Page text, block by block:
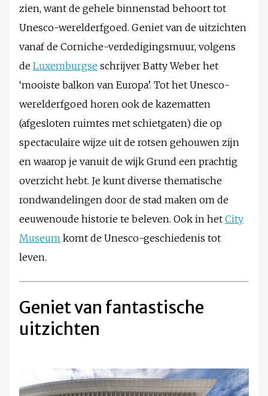
zien, want de gehele binnenstad behoort tot
Unesco-werelderfgoed. Geniet van de uitzichten
vanaf de Corniche-verdedigingsmuur, volgens
de Luxemburgse schrijver Batty Weber het
‘mooiste balkon van Europa’. Tot het Unesco-
werelderfgoed horen ook de kazematten
(afgesloten ruimtes met schietgaten) die op
spectaculaire wijze uit de rotsen gehouwen zijn
en waarop je vanuit de wijk Grund een prachtig
overzicht hebt. Je kunt diverse thematische
rondwandelingen door de stad maken om de
eeuwenoude historie te beleven. Ook in het City
Museum komt de Unesco-geschiedenis tot
leven.
Geniet van fantastische
uitzichten